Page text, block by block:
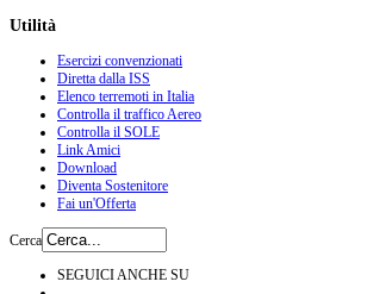
Utilità
Esercizi convenzionati
Diretta dalla ISS
Elenco terremoti in Italia
Controlla il traffico Aereo
Controlla il SOLE
Link Amici
Download
Diventa Sostenitore
Fai un'Offerta
Cerca
SEGUICI ANCHE SU